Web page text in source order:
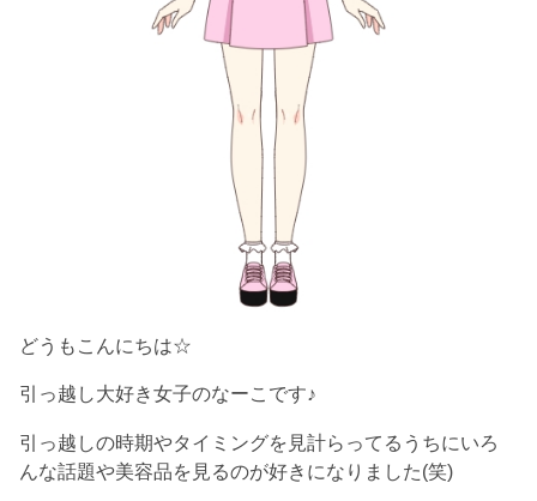
どうもこんにちは☆
引っ越し大好き女子のなーこです♪
引っ越しの時期やタイミングを見計らってるうちにいろ
んな話題や美容品を見るのが好きになりました(笑)